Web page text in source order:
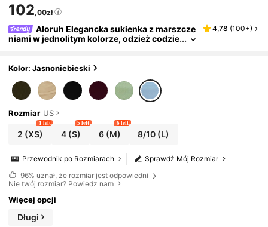
102,00zł
Aloruh Elegancka sukienka z marszcze
niami w jednolitym kolorze, odzież codzie
4,78 (100+)
Kolor: Jasnoniebieski
Rozmiar US
2 (XS)
1 left
4(S)
5 left
6(M)
6 left
8/10 (L)
Sprawdź Mój Rozmiar
Przewodnik po Rozmiarach
96% uznał, że rozmiar jest odpowiedni
Nie twój rozmiar? Powiedz nam
Więcej opcji
Długi